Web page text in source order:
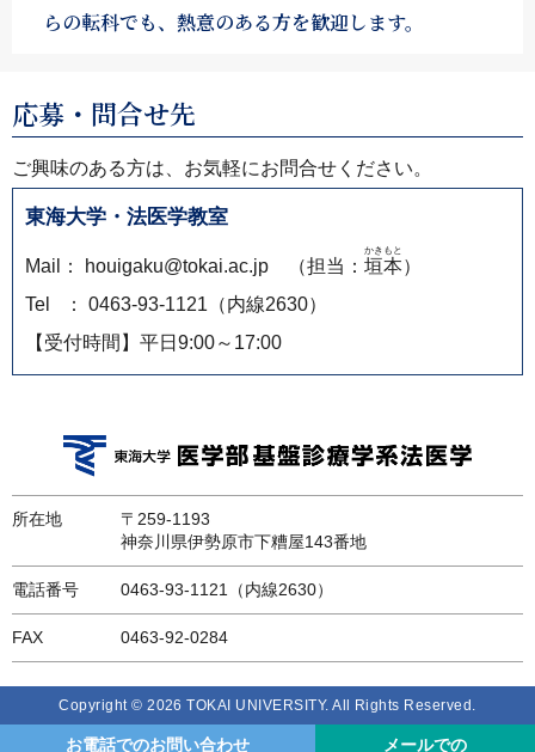
らの転科でも、熱意のある方を歓迎します。
応募・問合せ先
ご興味のある方は、お気軽にお問合せください。
東海大学・法医学教室
Mail： houigaku@tokai.ac.jp （担当： 垣本
かきもと
）
Tel ： 0463-93-1121（内線2630）
【受付時間】平日9:00～17:00
所在地
〒259-1193
神奈川県伊勢原市下糟屋143番地
電話番号 0463-93-1121（内線2630）
FAX 0463-92-0284
お電話でのお問い合わせ メールでの
Copyright © 2026 TOKAI UNIVERSITY. All Rights Reserved.